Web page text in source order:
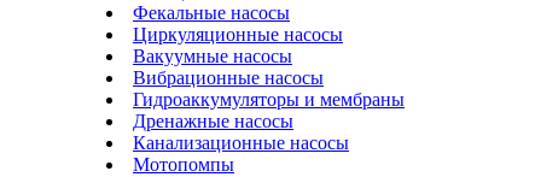
Фекальные насосы
Циркуляционные насосы
Вакуумные насосы
Вибрационные насосы
Гидроаккумуляторы и мембраны
Дренажные насосы
Канализационные насосы
Мотопомпы